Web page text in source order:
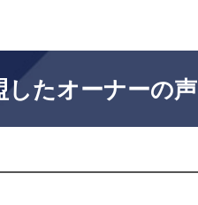
したオーナーの声